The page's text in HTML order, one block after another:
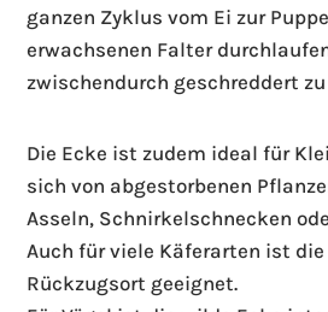
ganzen Zyklus vom Ei zur
erwachsenen Falter
zwischendurch geschreddert
Die Ecke ist zudem ideal für
sich von abgestorbenen
Asseln, Schnirkelschnecken
Auch für viele Käferarten ist
Rückzugsort geeignet.